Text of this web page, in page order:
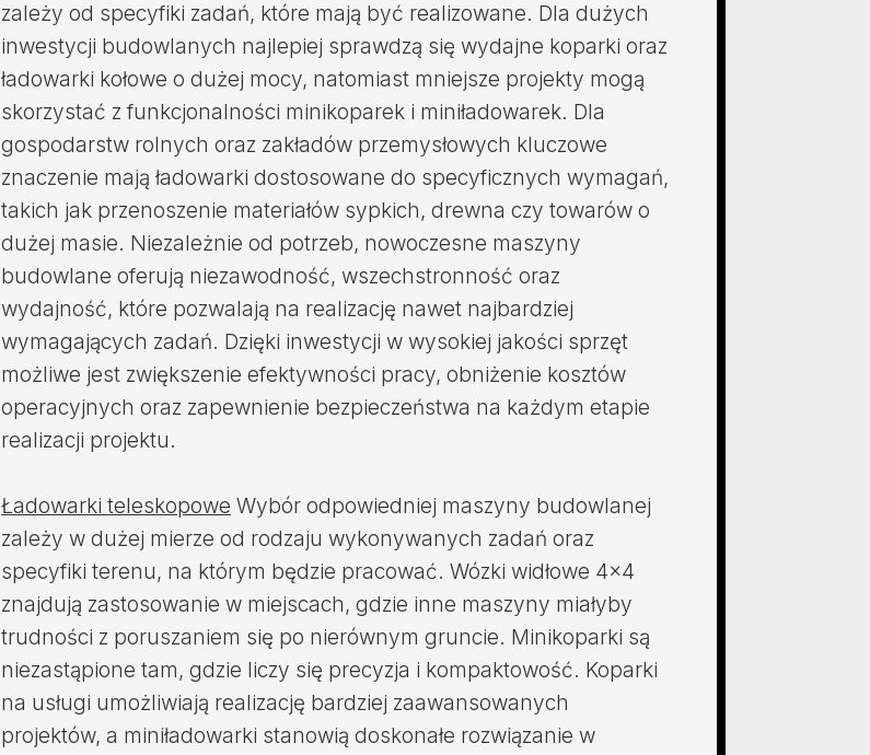
zależy od specyfiki zadań, które mają być realizowane. Dla dużych
inwestycji budowlanych najlepiej sprawdzą się wydajne koparki oraz
ładowarki kołowe o dużej mocy, natomiast mniejsze projekty mogą
skorzystać z funkcjonalności minikoparek i miniładowarek. Dla
gospodarstw rolnych oraz zakładów przemysłowych kluczowe
znaczenie mają ładowarki dostosowane do specyficznych wymagań,
takich jak przenoszenie materiałów sypkich, drewna czy towarów o
dużej masie. Niezależnie od potrzeb, nowoczesne maszyny
budowlane oferują niezawodność, wszechstronność oraz
wydajność, które pozwalają na realizację nawet najbardziej
wymagających zadań. Dzięki inwestycji w wysokiej jakości sprzęt
możliwe jest zwiększenie efektywności pracy, obniżenie kosztów
operacyjnych oraz zapewnienie bezpieczeństwa na każdym etapie
realizacji projektu.
Ładowarki teleskopowe Wybór odpowiedniej maszyny budowlanej
zależy w dużej mierze od rodzaju wykonywanych zadań oraz
specyfiki terenu, na którym będzie pracować. Wózki widłowe 4×4
znajdują zastosowanie w miejscach, gdzie inne maszyny miałyby
trudności z poruszaniem się po nierównym gruncie. Minikoparki są
niezastąpione tam, gdzie liczy się precyzja i kompaktowość. Koparki
na usługi umożliwiają realizację bardziej zaawansowanych
projektów, a miniładowarki stanowią doskonałe rozwiązanie w